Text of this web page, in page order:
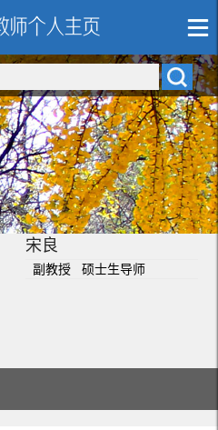
宋良
副教授 硕士生导师